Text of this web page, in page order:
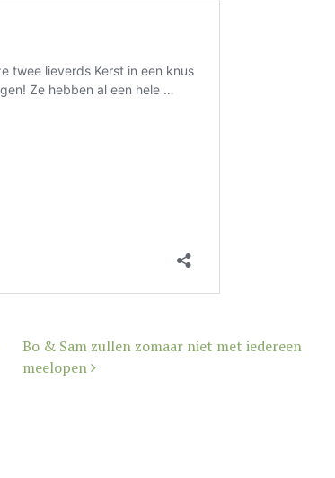
Bo & Sam zullen zomaar niet met iedereen
meelopen